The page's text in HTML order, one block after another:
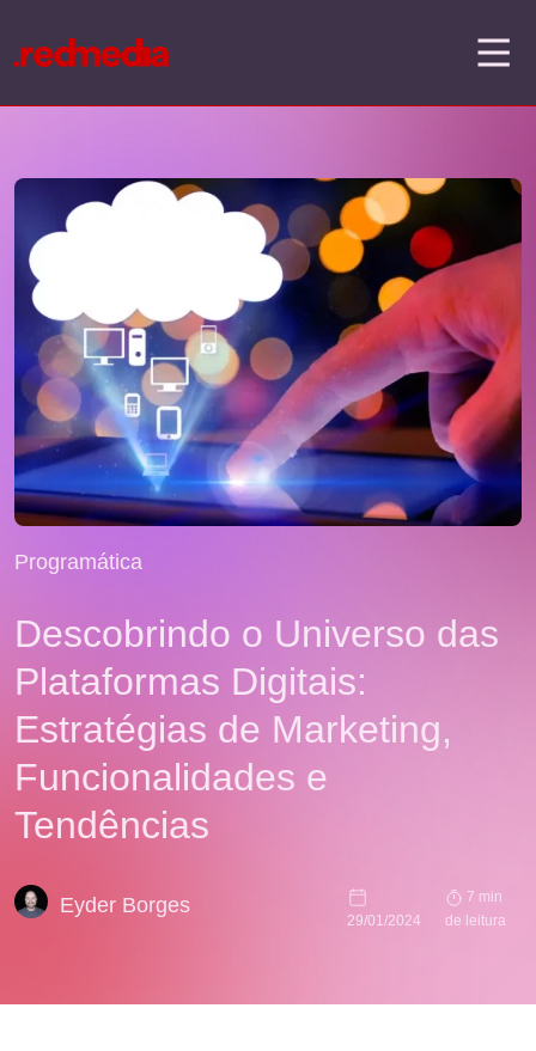
Programática
Descobrindo o Universo das
Plataformas Digitais:
Estratégias de Marketing,
Funcionalidades e
Tendências
Eyder Borges
29/01/2024
7 min
de leitura